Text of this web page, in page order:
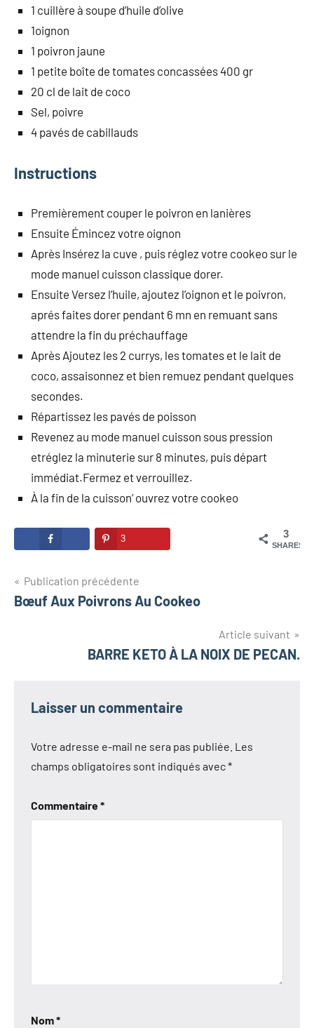
1 cuillère à soupe d’huile d’olive
1oignon
1 poivron jaune
1 petite boîte de tomates concassées 400 gr
20 cl de lait de coco
Sel, poivre
4 pavés de cabillauds
Instructions
Premièrement couper le poivron en lanières
Ensuite Émincez votre oignon
Après Insérez la cuve , puis réglez votre cookeo sur le
mode manuel cuisson classique dorer.
Ensuite Versez l’huile, ajoutez l’oignon et le poivron,
aprés faites dorer pendant 6 mn en remuant sans
attendre la fin du préchauffage
Après Ajoutez les 2 currys, les tomates et le lait de
coco, assaisonnez et bien remuez pendant quelques
secondes.
Répartissez les pavés de poisson
Revenez au mode manuel cuisson sous pression
etréglez la minuterie sur 8 minutes, puis départ
immédiat.Fermez et verrouillez.
À la fin de la cuisson’ ouvrez votre cookeo
3
SHARES
3
Navigation
de
Publication précédente
Bœuf Aux Poivrons Au Cookeo
Article suivant
BARRE KETO À LA NOIX DE PECAN.
Laisser un commentaire
Votre adresse e-mail ne sera pas publiée. Les
champs obligatoires sont indiqués avec*
Commentaire*
Nom*